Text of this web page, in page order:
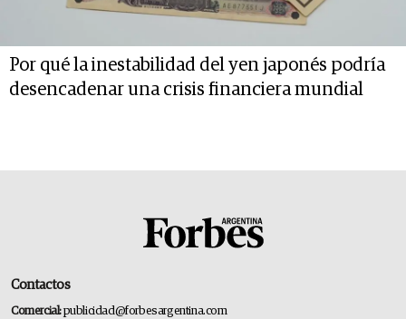
Por qué la inestabilidad del yen japonés podría
desencadenar una crisis financiera mundial
Contactos
Comercial:publicidad@forbesargentina.com